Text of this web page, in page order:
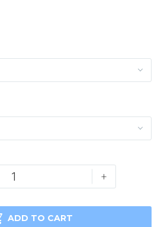
+
ADD TO CART